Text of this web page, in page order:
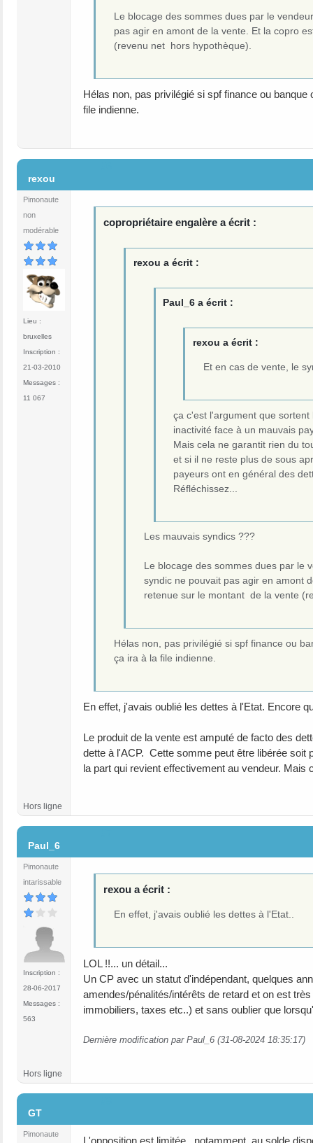
Le blocage des sommes dues par le
pas agir en amont de la vente. Et la copro
(revenu net hors hypothèque).
Hélas non, pas privilégié si spf finance ou
file indienne.
rexou
Pimonaute
non
modérable
Lieu :
bruxelles
Inscription :
21-03-2010
Messages :
11 067
copropriétaire engalère a écrit :
rexou a écrit :
Paul_6 a écrit :
rexou a écrit :
Et en cas de vente, le
ça c'est l'argument que
inactivité face à un mauvais
Mais cela ne garantit rien du
et si il ne reste plus de sous
payeurs ont en général des
Réfléchissez...
Les mauvais syndics ???
Le blocage des sommes dues par le
syndic ne pouvait pas agir en amont
retenue sur le montant de la vente
Hélas non, pas privilégié si spf finance ou
ça ira à la file indienne.
En effet, j'avais oublié les dettes à l'Etat. Encore
Le produit de la vente est amputé de facto des
dette à l'ACP. Cette somme peut être libérée soit
la part qui revient effectivement au vendeur. Mais
Hors ligne
Paul_6
Pimonaute
intarissable
Inscription :
28-06-2017
Messages :
563
rexou a écrit :
En effet, j'avais oublié les dettes à l'Etat..
LOL !!... un détail...
Un CP avec un statut d'indépendant, quelques
amendes/pénalités/intérêts de retard et on est
immobiliers, taxes etc..) et sans oublier que
Dernière modification par Paul_6 (31-08-2024 18:35:17)
Hors ligne
GT
Pimonaute